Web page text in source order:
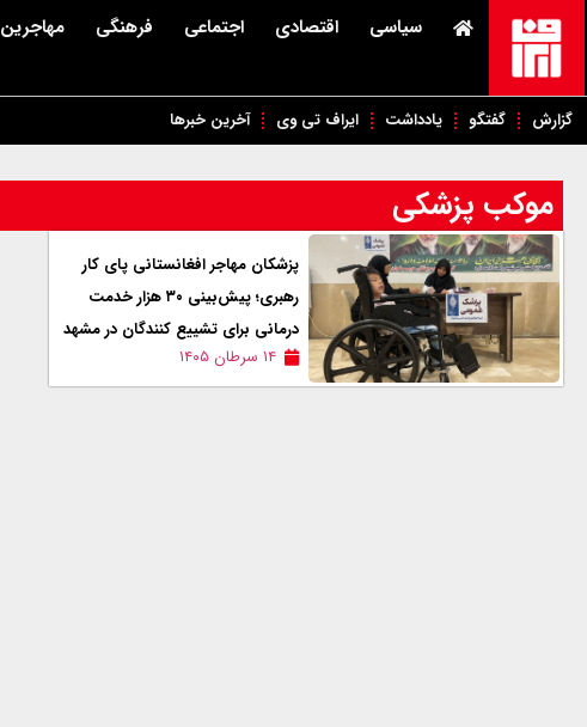
سیاسی اقتصادی اجتماعی فرهنگی مهاجرین
گزارش گفتگو یادداشت ایراف تی وی آخرین خبرها
موکب پزشکی
پزشکان مهاجر افغانستانی پای کار
رهبری؛ پیش‌بینی ۳۰ هزار خدمت
درمانی برای تشییع کنندگان در مشهد
۱۴ سرطان ۱۴۰۵